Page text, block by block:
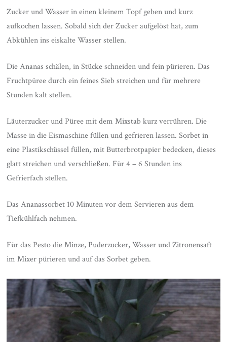
Zucker und Wasser in einen kleinem Topf geben und kurz
aufkochen lassen. Sobald sich der Zucker aufgelöst hat, zum
Abkühlen ins eiskalte Wasser stellen.
Die Ananas schälen, in Stücke schneiden und fein pürieren. Das
Fruchtpüree durch ein feines Sieb streichen und für mehrere
Stunden kalt stellen.
Läuterzucker und Püree mit dem Mixstab kurz verrühren. Die
Masse in die Eismaschine füllen und gefrieren lassen. Sorbet in
eine Plastikschüssel füllen, mit Butterbrotpapier bedecken, dieses
glatt streichen und verschließen. Für 4 – 6 Stunden ins
Gefrierfach stellen.
Das Ananassorbet 10 Minuten vor dem Servieren aus dem
Tiefkühlfach nehmen.
Für das Pesto die Minze, Puderzucker, Wasser und Zitronensaft
im Mixer pürieren und auf das Sorbet geben.